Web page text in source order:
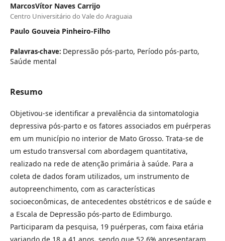
MarcosVítor Naves Carrijo
Centro Universitário do Vale do Araguaia
Paulo Gouveia Pinheiro-Filho
Palavras-chave: Depressão pós-parto, Período pós-parto,
Saúde mental
Resumo
Objetivou-se identificar a prevalência da sintomatologia
depressiva pós-parto e os fatores associados em puérperas
em um município no interior de Mato Grosso. Trata-se de
um estudo transversal com abordagem quantitativa,
realizado na rede de atenção primária à saúde. Para a
coleta de dados foram utilizados, um instrumento de
autopreenchimento, com as características
socioeconômicas, de antecedentes obstétricos e de saúde e
a Escala de Depressão pós-parto de Edimburgo.
Participaram da pesquisa, 19 puérperas, com faixa etária